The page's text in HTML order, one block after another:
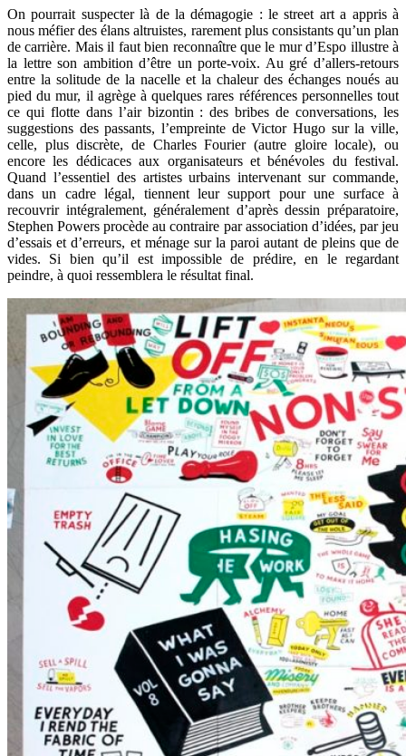
On pourrait suspecter là de la démagogie : le street art a appris à
nous méfier des élans altruistes, rarement plus consistants qu’un plan
de carrière. Mais il faut bien reconnaître que le mur d’Espo illustre à
la lettre son ambition d’être un porte-voix. Au gré d’allers-retours
entre la solitude de la nacelle et la chaleur des échanges noués au
pied du mur, il agrège à quelques rares références personnelles tout
ce qui flotte dans l’air bizontin : des bribes de conversations, les
suggestions des passants, l’empreinte de Victor Hugo sur la ville,
celle, plus discrète, de Charles Fourier (autre gloire locale), ou
encore les dédicaces aux organisateurs et bénévoles du festival.
Quand l’essentiel des artistes urbains intervenant sur commande,
dans un cadre légal, tiennent leur support pour une surface à
recouvrir intégralement, généralement d’après dessin préparatoire,
Stephen Powers procède au contraire par association d’idées, par jeu
d’essais et d’erreurs, et ménage sur la paroi autant de pleins que de
vides. Si bien qu’il est impossible de prédire, en le regardant
peindre, à quoi ressemblera le résultat final.